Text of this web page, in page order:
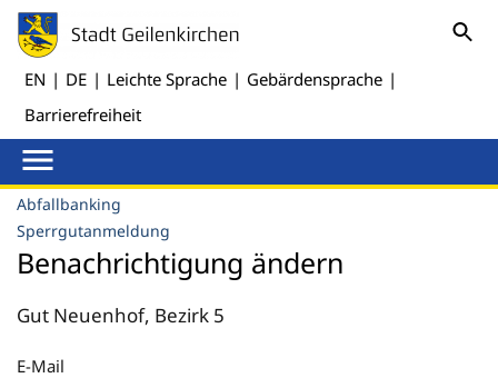
EN | DE | Leichte Sprache | Gebärdensprache |
Barrierefreiheit
Abfallbanking
Sperrgutanmeldung
Benachrichtigung ändern
Gut Neuenhof, Bezirk 5
E-Mail